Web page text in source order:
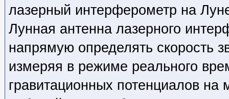
лазерный интерферометр на
Лунная антенна лазерного
напрямую определять скорость
измеряя в режиме реального
гравитационных потенциалов на